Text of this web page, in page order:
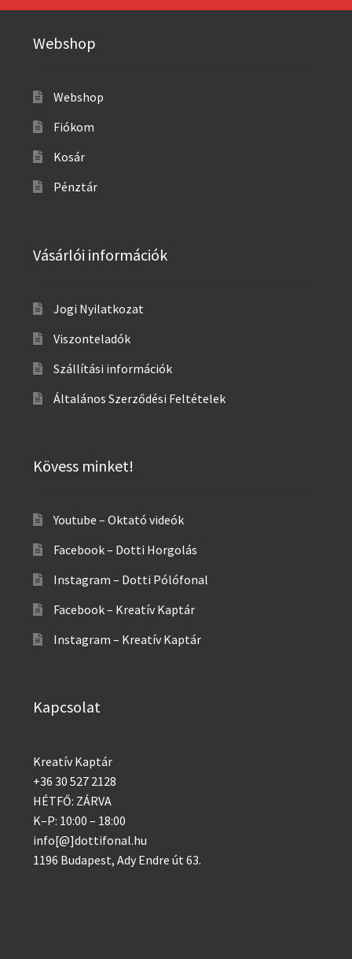
Webshop
Webshop
Fiókom
Kosár
Pénztár
Vásárlói információk
Jogi Nyilatkozat
Viszonteladók
Szállítási információk
Általános Szerződési Feltételek
Kövess minket!
Youtube – Oktató videók
Facebook – Dotti Horgolás
Instagram – Dotti Pólófonal
Facebook – Kreatív Kaptár
Instagram – Kreatív Kaptár
Kapcsolat
Kreatív Kaptár
+36 30 527 2128
HÉTFŐ: ZÁRVA
K–P: 10:00 – 18:00
info[@]dottifonal.hu
1196 Budapest, Ady Endre út 63.